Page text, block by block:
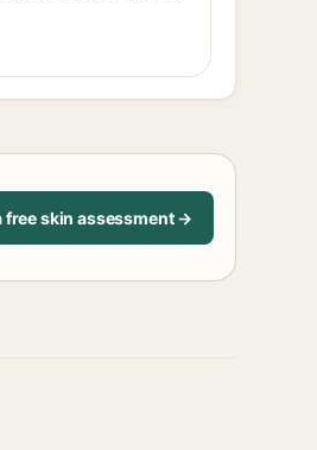
free skin assessment →